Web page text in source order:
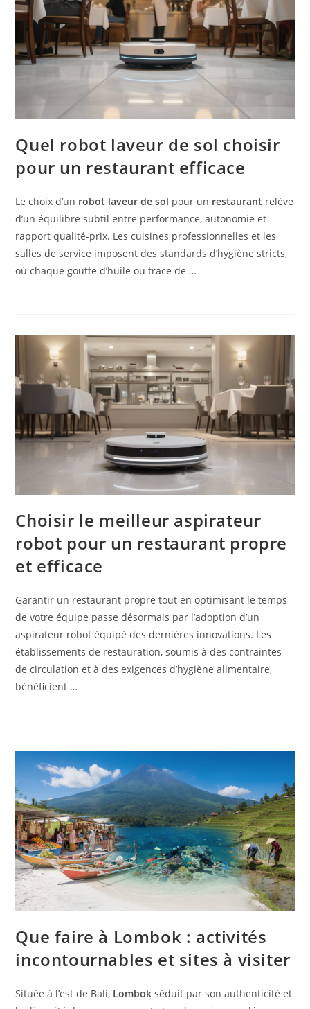
Quel robot laveur de sol choisir
pour un restaurant efficace
Le choix d’un robot laveur de sol pour un restaurant relève
d’un équilibre subtil entre performance, autonomie et
rapport qualité-prix. Les cuisines professionnelles et les
salles de service imposent des standards d’hygiène stricts,
où chaque goutte d’huile ou trace de …
Choisir le meilleur aspirateur
robot pour un restaurant propre
et efficace
Garantir un restaurant propre tout en optimisant le temps
de votre équipe passe désormais par l’adoption d’un
aspirateur robot équipé des dernières innovations. Les
établissements de restauration, soumis à des contraintes
de circulation et à des exigences d’hygiène alimentaire,
bénéficient …
Que faire à Lombok : activités
incontournables et sites à visiter
Située à l’est de Bali, Lombok séduit par son authenticité et